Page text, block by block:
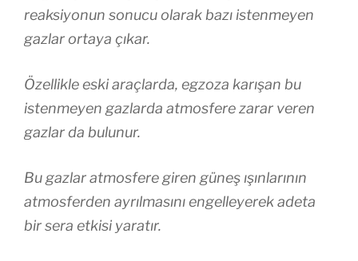
reaksiyonun sonucu olarak bazı istenmeyen
gazlar ortaya çıkar.
Özellikle eski araçlarda, egzoza karışan bu
istenmeyen gazlarda atmosfere zarar veren
gazlar da bulunur.
Bu gazlar atmosfere giren güneş ışınlarının
atmosferden ayrılmasını engelleyerek adeta
bir sera etkisi yaratır.